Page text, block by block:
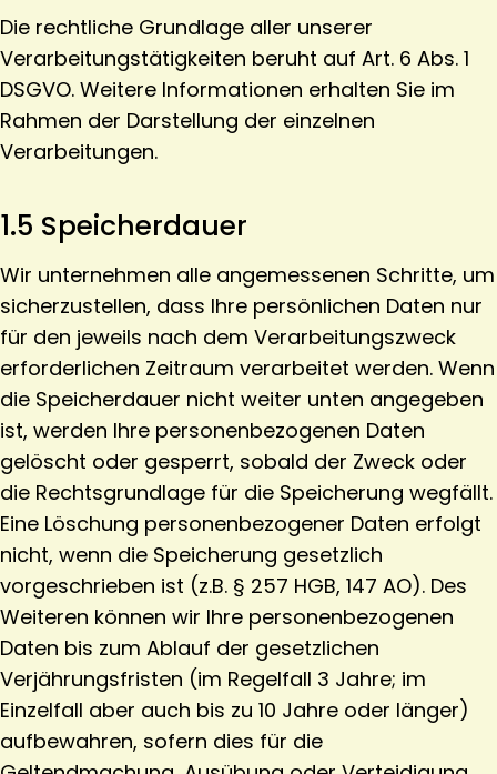
Die rechtliche Grundlage aller unserer
Verarbeitungstätigkeiten beruht auf Art. 6 Abs. 1
DSGVO. Weitere Informationen erhalten Sie im
Rahmen der Darstellung der einzelnen
Verarbeitungen.
1.5 Speicherdauer
Wir unternehmen alle angemessenen Schritte, um
sicherzustellen, dass Ihre persönlichen Daten nur
für den jeweils nach dem Verarbeitungszweck
erforderlichen Zeitraum verarbeitet werden. Wenn
die Speicherdauer nicht weiter unten angegeben
ist, werden Ihre personenbezogenen Daten
gelöscht oder gesperrt, sobald der Zweck oder
die Rechtsgrundlage für die Speicherung wegfällt.
Eine Löschung personenbezogener Daten erfolgt
nicht, wenn die Speicherung gesetzlich
vorgeschrieben ist (z.B. § 257 HGB, 147 AO). Des
Weiteren können wir Ihre personenbezogenen
Daten bis zum Ablauf der gesetzlichen
Verjährungsfristen (im Regelfall 3 Jahre; im
Einzelfall aber auch bis zu 10 Jahre oder länger)
aufbewahren, sofern dies für die